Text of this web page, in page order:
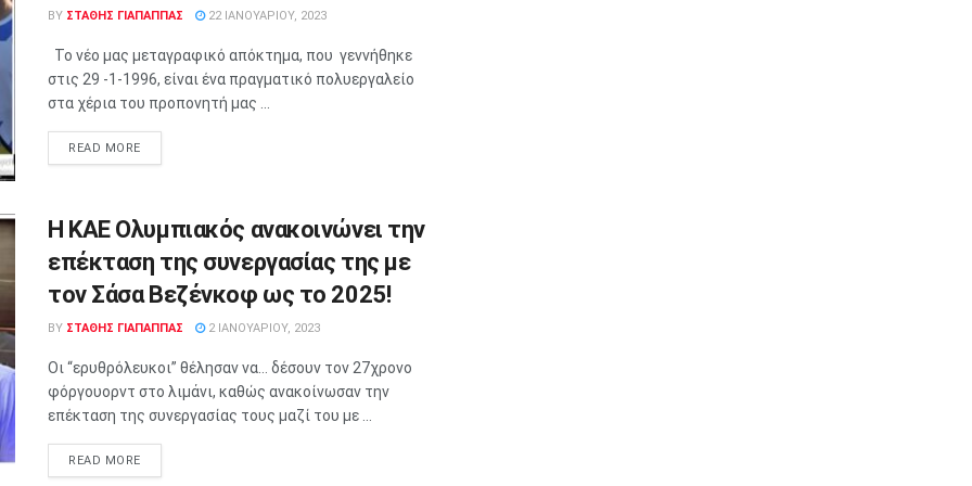
BY ΣΤΑΘΗΣ ΓΊΑΠΑΠΠΑΣ 22 ΙΑΝΟΥΑΡΊΟΥ, 2023
Το νέο μας μεταγραφικό απόκτημα, που γεννήθηκε
στις 29 -1-1996, είναι ένα πραγματικό πολυεργαλείο
στα χέρια του προπονητή μας ...
READ MORE
Η ΚΑΕ Ολυμπιακός ανακοινώνει την
επέκταση της συνεργασίας της με
τον Σάσα Βεζένκοφ ως το 2025!
BY ΣΤΑΘΗΣ ΓΊΑΠΑΠΠΑΣ 2 ΙΑΝΟΥΑΡΊΟΥ, 2023
Οι “ερυθρόλευκοι” θέλησαν να… δέσουν τον 27χρονο
φόργουορντ στο λιμάνι, καθώς ανακοίνωσαν την
επέκταση της συνεργασίας τους μαζί του με ...
READ MORE